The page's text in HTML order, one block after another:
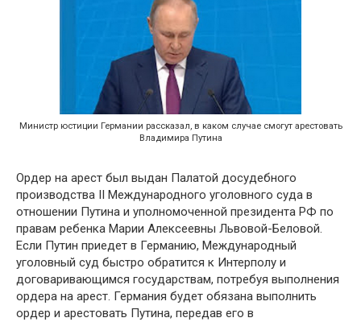
Министр юстиции Германии рассказал, в каком случае смогут арестовать
Владимира Путина
Ордер на арест был выдан Палатой досудебного
производства II Международного уголовного суда в
отношении Путина и уполномоченной президента РФ по
правам ребенка Марии Алексеевны Львовой-Беловой.
Если Путин приедет в Германию, Международный
уголовный суд быстро обратится к Интерполу и
договаривающимся государствам, потребуя выполнения
ордера на арест. Германия будет обязана выполнить
ордер и арестовать Путина, передав его в